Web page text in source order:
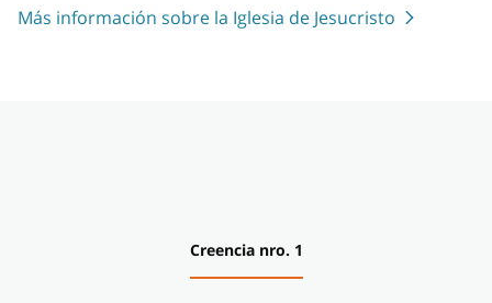
Más información sobre la Iglesia de Jesucristo
Creencia nro. 1